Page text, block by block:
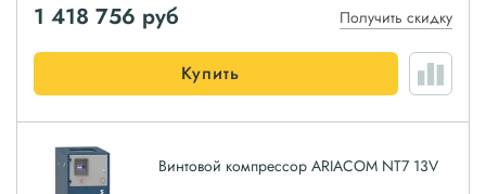
1 418 756 руб Получить скидку
Купить
Винтовой компрессор ARIACOM NT7 13V